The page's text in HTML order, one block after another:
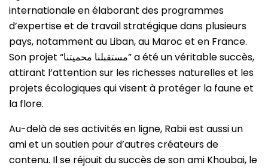
internationale en élaborant des programmes
d’expertise et de travail stratégique dans plusieurs
pays, notamment au Liban, au Maroc et en France.
Son projet “مستقبلنا محميتنا” a été un véritable succès,
attirant l’attention sur les richesses naturelles et les
projets écologiques qui visent à protéger la faune et
la flore.
Au-delà de ses activités en ligne, Rabii est aussi un
ami et un soutien pour d’autres créateurs de
contenu. Il se réjouit du succès de son ami Khoubai, le